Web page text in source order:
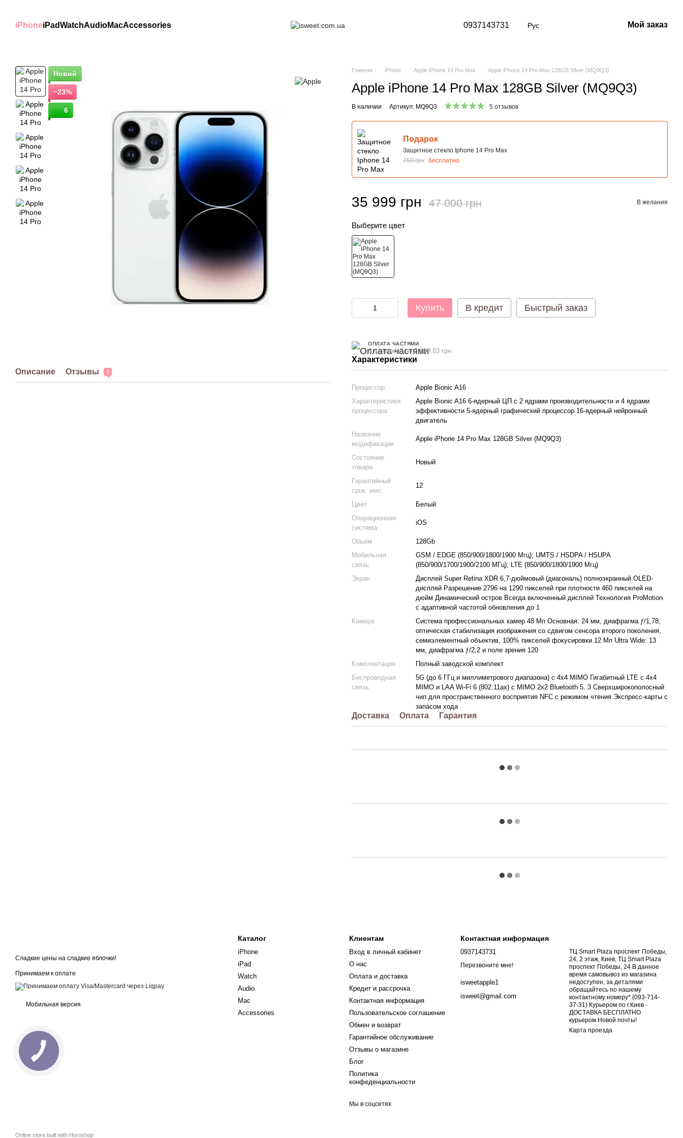
iPhoneiPadWatchAudioMacAccessories 0937143731 Рус Мой заказ
Новий
−23%
6
Описание Отзывы 5
Главная iPhone Apple iPhone 14 Pro Max Apple iPhone 14 Pro Max 128GB Silver (MQ9Q3)
Apple iPhone 14 Pro Max 128GB Silver (MQ9Q3)
В наличии Артикул: MQ9Q3 5 отзывов
Подарок
Защитное стекло Iphone 14 Pro Max
750 грн бесплатно
35 999 грн 47 000 грн В желания
Выберите цвет
Купить В кредит Быстрый заказ
ОПЛАТА ЧАСТЯМИ
6 платежей по 5 999.83 грн
Характеристики
Процессор
Apple Bionic A16
Характеристики
процессора
Apple Bionic A16 6-ядерный ЦП с 2 ядрами производительности и 4 ядрами
эффективности 5-ядерный графический процессор 16-ядерный нейронный
двигатель
Название
модификации
Apple iPhone 14 Pro Max 128GB Silver (MQ9Q3)
Состояние
товара
Новый
Гарантийный
срок, мес.
12
Цвет
Белый
Операционная
система
iOS
Обьем
128Gb
Мобильная
связь
GSM / EDGE (850/900/1800/1900 Мгц); UMTS / HSDPA / HSUPA
(850/900/1700/1900/2100 МГц); LTE (850/900/1800/1900 Мгц)
Экран
Дисплей Super Retina XDR 6,7-дюймовый (диагональ) полноэкранный OLED-
дисплей Разрешение 2796 на 1290 пикселей при плотности 460 пикселей на
дюйм Динамический остров Всегда включенный дисплей Технология ProMotion
с адаптивной частотой обновления до 1
Камера
Система профессиональных камер 48 Мп Основная: 24 мм, диафрагма ƒ/1,78,
оптическая стабилизация изображения со сдвигом сенсора второго поколения,
семиэлементный объектив, 100% пикселей фокусировки 12 Мп Ultra Wide: 13
мм, диафрагма ƒ/2,2 и поле зрения 120
Комплектация
Полный заводской комплект
Беспроводная
связь
5G (до 6 ГГц и миллиметрового диапазона) с 4x4 MIMO Гигабитный LTE с 4x4
MIMO и LAA Wi-Fi 6 (802.11ax) с MIMO 2x2 Bluetooth 5. 3 Сверхширокополосный
чип для пространственного восприятия NFC с режимом чтения Экспресс-карты с
запасом хода
Доставка Оплата Гарантия
Сладкие цены на сладкие яблочки!
Принимаем к оплате
Мобильная версия
Online store built with Horoshop
Каталог
iPhone
iPad
Watch
Audio
Mac
Accessories
Клиентам
Вход в личный кабинет
О нас
Оплата и доставка
Кредит и рассрочка
Контактная информация
Пользовательское соглашение
Обмен и возврат
Гарантийное обслуживание
Отзывы о магазине
Блог
Политика
конфеденциальности
Мы в соцсетях
Контактная информация
0937143731
Перезвоните мне!
isweetapple1
isweet@gmail.com
ТЦ Smart Plaza проспект Победы,
24, 2 этаж, Киев, ТЦ Smart Plaza
проспект Победы, 24 В данное
время самовывоз из магазина
недоступен, за деталями
обращайтесь по нашему
контактному номеру* (093-714-
37-31) Курьером по г.Киев -
ДОСТАВКА БЕСПЛАТНО
курьером Новой почты!
Карта проезда